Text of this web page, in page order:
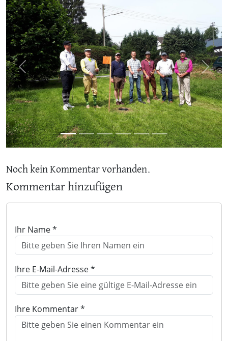
Previous Next
Noch kein Kommentar vorhanden.
Kommentar hinzufügen
Ihr Name *
Ihre E-Mail-Adresse *
Ihre Kommentar *